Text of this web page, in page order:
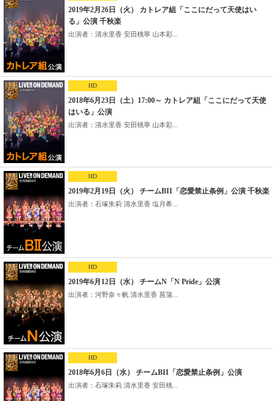
2019年2月26日（火） カトレア組「ここにだって天使はい
る」公演 千秋楽
出演者：清水里香 安田桃寧 山本彩...
HD
2018年6月23日（土）17:00～ カトレア組「ここにだって天使
はいる」公演
出演者：清水里香 安田桃寧 山本彩...
HD
2019年2月19日（火） チームBII「恋愛禁止条例」公演 千秋楽
出演者：石塚朱莉 清水里香 塩月希...
HD
2019年6月12日（水） チームN「N Pride」公演
出演者：河野奈々帆 清水里香 菖蒲...
HD
2018年6月6日（水） チームBII「恋愛禁止条例」公演
出演者：石塚朱莉 清水里香 安田桃...